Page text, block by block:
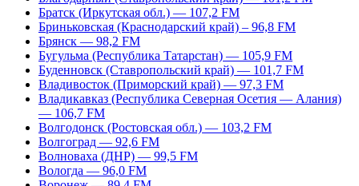
Братск (Иркутская обл.) — 107,2 FM
Бриньковская (Краснодарский край) – 96,8 FM
Брянск — 98,2 FM
Бугульма (Республика Татарстан) — 105,9 FM
Буденновск (Ставропольский край) — 101,7 FM
Владивосток (Приморский край) — 97,3 FM
Владикавказ (Республика Северная Осетия — Алания)
— 106,7 FM
Волгодонск (Ростовская обл.) — 103,2 FM
Волгоград — 92,6 FM
Волноваха (ДНР) — 99,5 FM
Вологда — 96,0 FM